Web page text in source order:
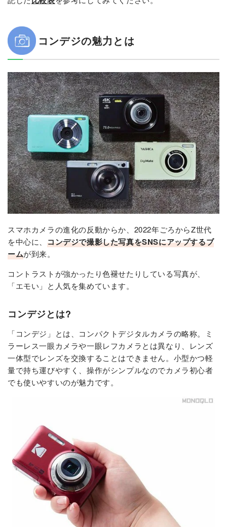
コンデジの魅力とは
スマホカメラの進化の反動からか、2022年ごろからZ世代
を中心に、 コンデジで撮影した写真をSNSにアップするブ
ームが到来。
コントラストが強かったり色褪せたりしている写真が、
「エモい」と人気を集めています。
コンデジとは?
「コンデジ」とは、コンパクトデジタルカメラの略称。ミ
ラーレス一眼カメラや一眼レフカメラとは異なり、レンズ
一体型でレンズを交換することはできません。小型かつ軽
量で持ち運びやすく、操作がシンプルなのでカメラ初心者
でも使いやすいのが魅力です。